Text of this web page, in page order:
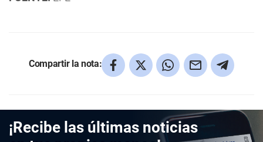
Compartir la nota:
¡Recibe las últimas noticias